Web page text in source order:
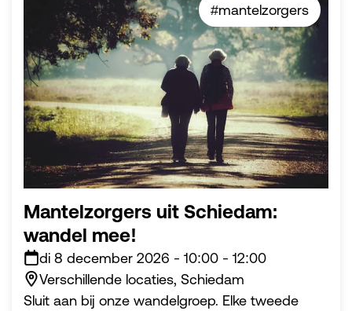
Mantelzorgers uit Schiedam:
wandel mee!
di 8 december 2026 - 10:00 - 12:00
Verschillende locaties, Schiedam
Sluit aan bij onze wandelgroep. Elke tweede
#mantelzorgers